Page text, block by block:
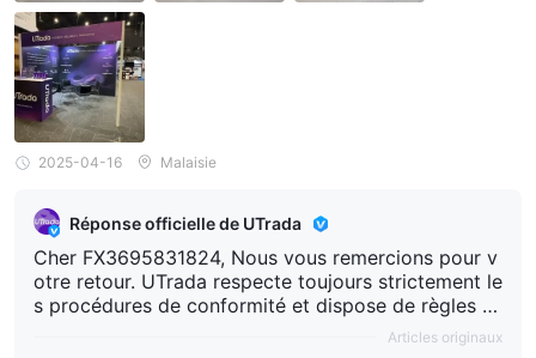
2025-04-16 Malaisie
Réponse officielle de UTrada
Cher FX3695831824, Nous vous remercions pour v
otre retour. UTrada respecte toujours strictement le
s procédures de conformité et dispose de règles cl
aires ainsi que de mécanismes de surveillance pour
Articles originaux